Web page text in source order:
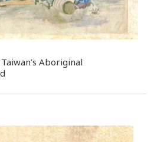
Aboriginal